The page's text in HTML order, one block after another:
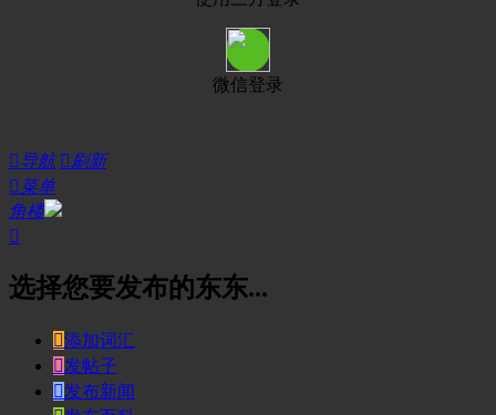
微信登录
导航  刷新
菜单
角楼

选择您要发布的东东...
添加词汇
发帖子
发布新闻